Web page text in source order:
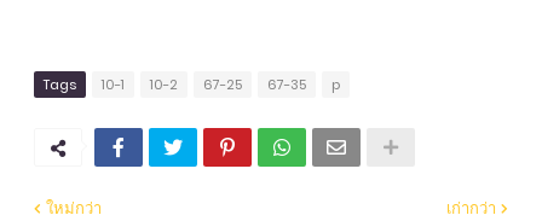
Tags 10-1 10-2 67-25 67-35 p
ใหม่กว่า เก่ากว่า